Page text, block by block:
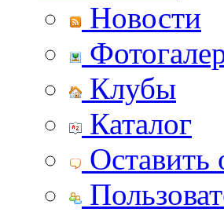
Новости
Клубы
Каталог
Оставить